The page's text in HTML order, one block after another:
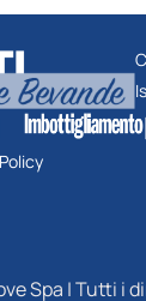
Spa | Tutti i